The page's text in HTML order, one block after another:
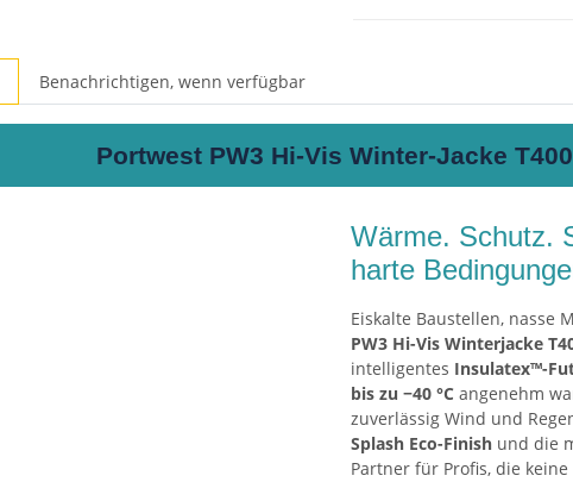
Benachrichtigen, wenn verfügbar
Portwest PW3 Hi-Vis Winter-Jacke T400
Wärme. Schutz.
harte
Eiskalte Baustellen, nasse
PW3 Hi-Vis Winterjacke
intelligentes Insulatex™-
bis zu −40 °C angenehm
zuverlässig Wind und
Splash Eco-Finish und die
Partner für Profis, die